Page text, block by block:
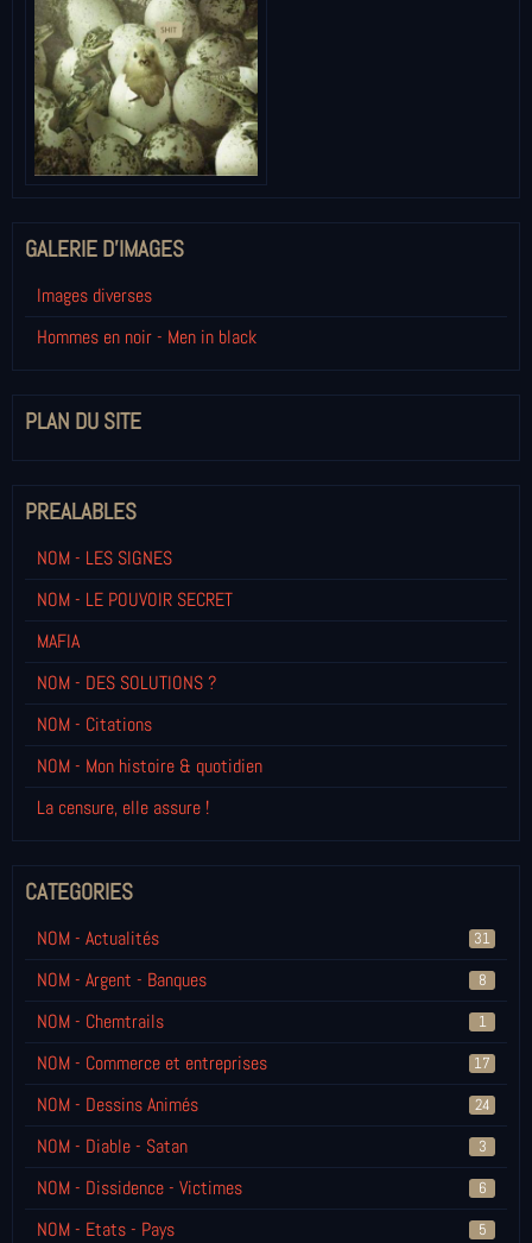
GALERIE D'IMAGES
Images diverses
Hommes en noir - Men in black
PLAN DU SITE
PREALABLES
NOM - LES SIGNES
NOM - LE POUVOIR SECRET
MAFIA
NOM - DES SOLUTIONS ?
NOM - Citations
NOM - Mon histoire & quotidien
La censure, elle assure !
CATEGORIES
NOM - Actualités 31
NOM - Argent - Banques 8
NOM - Chemtrails 1
NOM - Commerce et entreprises 17
NOM - Dessins Animés 24
NOM - Diable - Satan 3
NOM - Dissidence - Victimes 6
NOM - Etats - Pays 5